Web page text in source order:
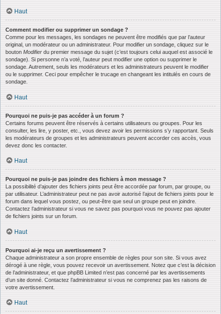
Haut
Comment modifier ou supprimer un sondage ?
Comme pour les messages, les sondages ne peuvent être modifiés que par l’auteur
original, un modérateur ou un administrateur. Pour modifier un sondage, cliquez sur le
bouton Modifier du premier message du sujet (c’est toujours celui auquel est associé le
sondage). Si personne n’a voté, l’auteur peut modifier une option ou supprimer le
sondage. Autrement, seuls les modérateurs et les administrateurs peuvent le modifier
ou le supprimer. Ceci pour empêcher le trucage en changeant les intitulés en cours de
sondage.
Haut
Pourquoi ne puis-je pas accéder à un forum ?
Certains forums peuvent être réservés à certains utilisateurs ou groupes. Pour les
consulter, les lire, y poster, etc., vous devez avoir les permissions s’y rapportant. Seuls
les modérateurs de groupes et les administrateurs peuvent accorder ces accès, vous
devez donc les contacter.
Haut
Pourquoi ne puis-je pas joindre des fichiers à mon message ?
La possibilité d’ajouter des fichiers joints peut être accordée par forum, par groupe, ou
par utilisateur. L’administrateur peut ne pas avoir autorisé l’ajout de fichiers joints pour le
forum dans lequel vous postez, ou peut-être que seul un groupe peut en joindre.
Contactez l’administrateur si vous ne savez pas pourquoi vous ne pouvez pas ajouter
de fichiers joints sur un forum.
Haut
Pourquoi ai-je reçu un avertissement ?
Chaque administrateur a son propre ensemble de règles pour son site. Si vous avez
dérogé à une règle, vous pouvez recevoir un avertissement. Notez que c’est la décision
de l’administrateur, et que phpBB Limited n’est pas concerné par les avertissements
d’un site donné. Contactez l’administrateur si vous ne comprenez pas les raisons de
votre avertissement.
Haut